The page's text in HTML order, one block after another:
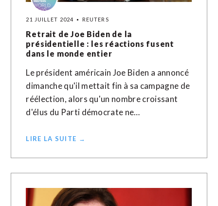
21 JUILLET 2024 REUTERS
Retrait de Joe Biden de la
présidentielle : les réactions fusent
dans le monde entier
Le président américain Joe Biden a annoncé
dimanche qu'il mettait fin à sa campagne de
réélection, alors qu'un nombre croissant
d'élus du Parti démocrate ne…
LIRE LA SUITE →